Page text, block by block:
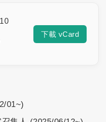
下載 vCard
01~)